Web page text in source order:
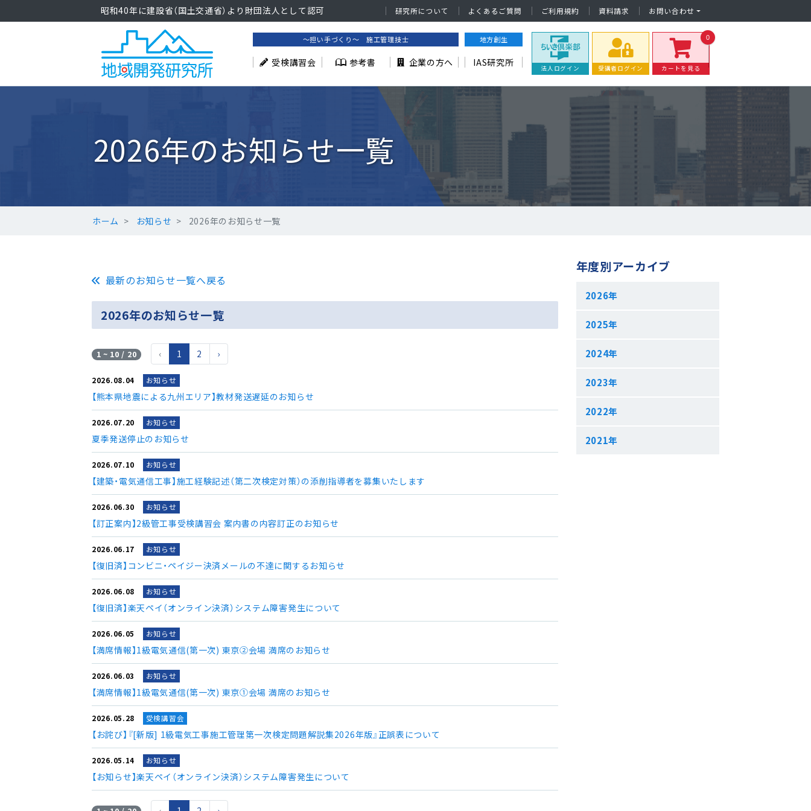
昭和40年に建設省（国土交通省）より財団法人として認可 研究所について よくあるご質問 ご利用規約 資料請求 お問い合わせ
～担い手づくり～ 施工管理技士
受検講習会 参考書 企業の方へ
地方創生
IAS研究所 法人ログイン 受講者ログイン カートを見る
0
2026年のお知らせ一覧
ホーム お知らせ 2026年のお知らせ一覧
最新のお知らせ一覧へ戻る
2026年のお知らせ一覧
1 ~ 10 / 20 ‹ 1 2 ›
2026.08.04 お知らせ
【熊本県地震による九州エリア】教材発送遅延のお知らせ
2026.07.20 お知らせ
夏季発送停止のお知らせ
2026.07.10 お知らせ
【建築・電気通信工事】施工経験記述（第二次検定対策）の添削指導者を募集いたします
2026.06.30 お知らせ
【訂正案内】2級管工事受検講習会 案内書の内容訂正のお知らせ
2026.06.17 お知らせ
【復旧済】コンビニ・ペイジー決済メールの不達に関するお知らせ
2026.06.08 お知らせ
【復旧済】楽天ペイ（オンライン決済）システム障害発生について
2026.06.05 お知らせ
【満席情報】1級電気通信(第一次) 東京②会場 満席のお知らせ
2026.06.03 お知らせ
【満席情報】1級電気通信(第一次) 東京①会場 満席のお知らせ
2026.05.28 受検講習会
【お詫び】『[新版] 1級電気工事施工管理第一次検定問題解説集2026年版』正誤表について
2026.05.14 お知らせ
【お知らせ】楽天ペイ（オンライン決済）システム障害発生について
年度別アーカイブ
2026年
2025年
2024年
2023年
2022年
2021年